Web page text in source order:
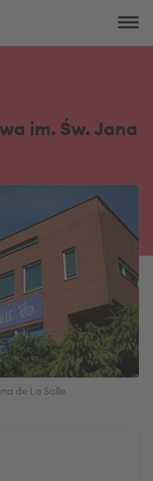
im. Św. Jana
de La Salle